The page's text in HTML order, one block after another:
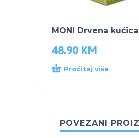
MONI Drvena kućica
48.90 KM
Pročitaj više
POVEZANI